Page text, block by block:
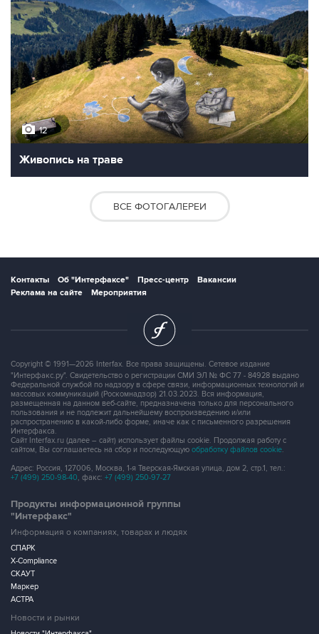
12
Живопись на траве
ВСЕ ФОТОГАЛЕРЕИ
Контакты Об "Интерфаксе" Пресс-центр
Вакансии
Реклама на сайте
Мероприятия
Copyright © 1991—2026 Interfax. Все права защищены. Сетевое издание
"Интерфакс.ру". Свидетельство о регистрации СМИ ЭЛ № ФС 77 - 84928 выдано
Федеральной службой по надзору в сфере связи, информационных технологий и
массовых коммуникаций (Роскомнадзор) 21.03.2023. Вся информация,
размещенная на данном веб-сайте, предназначена только для персонального
пользования и не подлежит дальнейшему воспроизведению и/или
распространению в какой-либо форме, иначе как с письменного разрешения
Интерфакса.
Сайт Interfax.ru (далее – сайт) использует файлы cookie. Продолжая работу с
сайтом, Вы соглашаетесь на сбор и последующую обработку файлов cookie.
Адрес: Россия, 127006, Москва, 1-я Тверская-Ямская улица, дом 2, стр.1, тел.:
+7 (499) 250-98-40, факс: +7 (499) 250-97-27
Продукты информационной группы
"Интерфакс"
Информация о компаниях, товарах и людях
СПАРК
X-Compliance
СКАУТ
Маркер
АСТРА
Новости и рынки